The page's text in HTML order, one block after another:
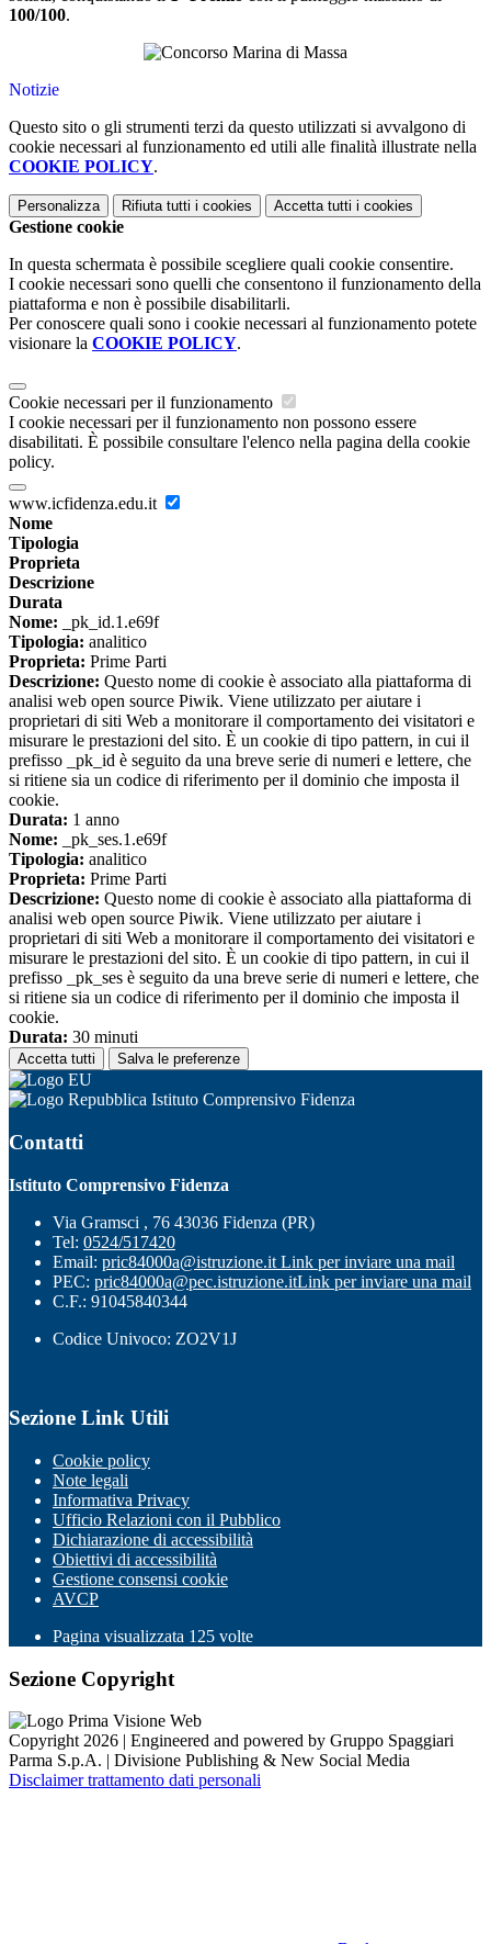
100/100.
Notizie
Questo sito o gli strumenti terzi da questo utilizzati si avvalgono di
cookie necessari al funzionamento ed utili alle finalità illustrate nella
COOKIE POLICY.
Personalizza Rifiuta tutti i cookies Accetta tutti i cookies
Gestione cookie
In questa schermata è possibile scegliere quali cookie consentire.
I cookie necessari sono quelli che consentono il funzionamento della
piattaforma e non è possibile disabilitarli.
Per conoscere quali sono i cookie necessari al funzionamento potete
visionare la COOKIE POLICY.
Cookie necessari per il funzionamento
I cookie necessari per il funzionamento non possono essere
disabilitati. È possibile consultare l'elenco nella pagina della cookie
policy.
www.icfidenza.edu.it
Nome
Tipologia
Proprieta
Descrizione
Durata
Nome: _pk_id.1.e69f
Tipologia: analitico
Proprieta: Prime Parti
Descrizione: Questo nome di cookie è associato alla piattaforma di
analisi web open source Piwik. Viene utilizzato per aiutare i
proprietari di siti Web a monitorare il comportamento dei visitatori e
misurare le prestazioni del sito. È un cookie di tipo pattern, in cui il
prefisso _pk_id è seguito da una breve serie di numeri e lettere, che
si ritiene sia un codice di riferimento per il dominio che imposta il
cookie.
Durata: 1 anno
Nome: _pk_ses.1.e69f
Tipologia: analitico
Proprieta: Prime Parti
Descrizione: Questo nome di cookie è associato alla piattaforma di
analisi web open source Piwik. Viene utilizzato per aiutare i
proprietari di siti Web a monitorare il comportamento dei visitatori e
misurare le prestazioni del sito. È un cookie di tipo pattern, in cui il
prefisso _pk_ses è seguito da una breve serie di numeri e lettere, che
si ritiene sia un codice di riferimento per il dominio che imposta il
cookie.
Durata: 30 minuti
Accetta tutti Salva le preferenze
Istituto Comprensivo Fidenza
Contatti
Istituto Comprensivo Fidenza
Via Gramsci , 76 43036 Fidenza (PR)
Tel: 0524/517420
Email: pric84000a@istruzione.it Link per inviare una mail
PEC: pric84000a@pec.istruzione.itLink per inviare una mail
C.F.: 91045840344
Codice Univoco: ZO2V1J
Sezione Link Utili
Cookie policy
Note legali
Informativa Privacy
Ufficio Relazioni con il Pubblico
Dichiarazione di accessibilità
Obiettivi di accessibilità
Gestione consensi cookie
AVCP
Pagina visualizzata 125 volte
Sezione Copyright
Copyright 2026 | Engineered and powered by Gruppo Spaggiari
Parma S.p.A. | Divisione Publishing & New Social Media
Disclaimer trattamento dati personali